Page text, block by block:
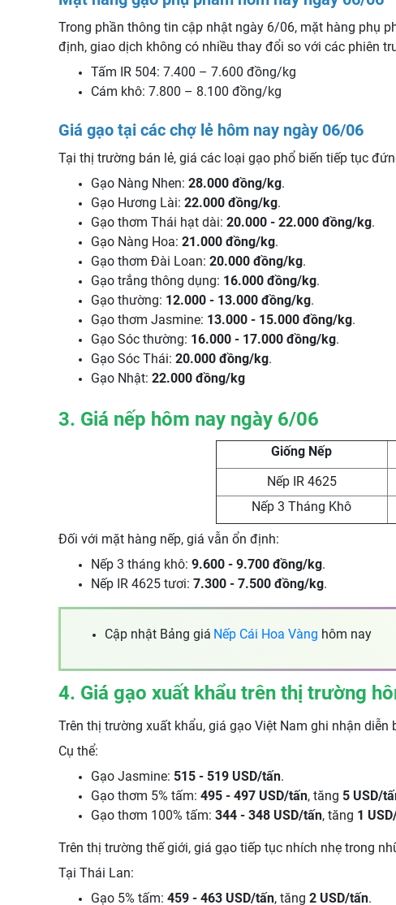
Trong phần thông tin cập nhật ngày 6/06, mặt hàng phụ
định, giao dịch không có nhiều thay đổi so với các phiên
Tấm IR 504: 7.400 – 7.600 đồng/kg
Cám khô: 7.800 – 8.100 đồng/kg
Giá gạo tại các chợ lẻ hôm nay ngày 06/06
Tại thị trường bán lẻ, giá các loại gạo phổ biến tiếp tục
Gạo Nàng Nhen: 28.000 đồng/kg.
Gạo Hương Lài: 22.000 đồng/kg.
Gạo thơm Thái hạt dài: 20.000 - 22.000 đồng/kg.
Gạo Nàng Hoa: 21.000 đồng/kg.
Gạo thơm Đài Loan: 20.000 đồng/kg.
Gạo trắng thông dụng: 16.000 đồng/kg.
Gạo thường: 12.000 - 13.000 đồng/kg.
Gạo thơm Jasmine: 13.000 - 15.000 đồng/kg.
Gạo Sóc thường: 16.000 - 17.000 đồng/kg.
Gạo Sóc Thái: 20.000 đồng/kg.
Gạo Nhật: 22.000 đồng/kg
3. Giá nếp hôm nay ngày 6/06
Giống Nếp
Nếp IR 4625
Nếp 3 Tháng Khô
Đối với mặt hàng nếp, giá vẫn ổn định:
Nếp 3 tháng khô: 9.600 - 9.700 đồng/kg.
Nếp IR 4625 tươi: 7.300 - 7.500 đồng/kg.
Cập nhật Bảng giá Nếp Cái Hoa Vàng hôm nay
4. Giá gạo xuất khẩu trên thị trường
Trên thị trường xuất khẩu, giá gạo Việt Nam ghi nhận
Cụ thể:
Gạo Jasmine: 515 - 519 USD/tấn.
Gạo thơm 5% tấm: 495 - 497 USD/tấn, tăng 5 USD/
Gạo thơm 100% tấm: 344 - 348 USD/tấn, tăng 1
Trên thị trường thế giới, giá gạo tiếp tục nhích nhẹ trong
Tại Thái Lan:
Gạo 5% tấm: 459 - 463 USD/tấn, tăng 2 USD/tấn.